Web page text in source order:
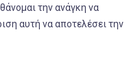
την ανάγκη να
αυτή να αποτελέσει την